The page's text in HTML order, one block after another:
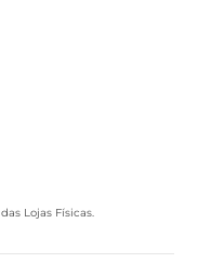
Lojas Físicas.